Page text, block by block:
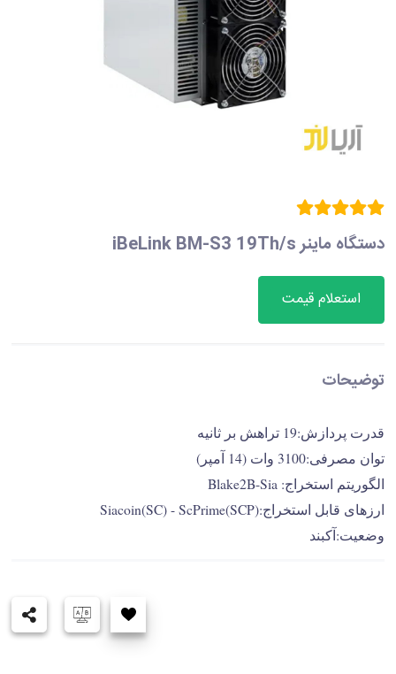
دستگاه ماینر iBeLink BM-S3 19Th/s
استعلام قیمت
توضیحات
قدرت پردازش:19 تراهش بر ثانیه
توان مصرفی:3100 وات (14 آمپر)
الگوریتم استخراج: Blake2B-Sia
ارزهای قابل استخراج:Siacoin(SC) - ScPrime(SCP)
وضعیت:آکبند